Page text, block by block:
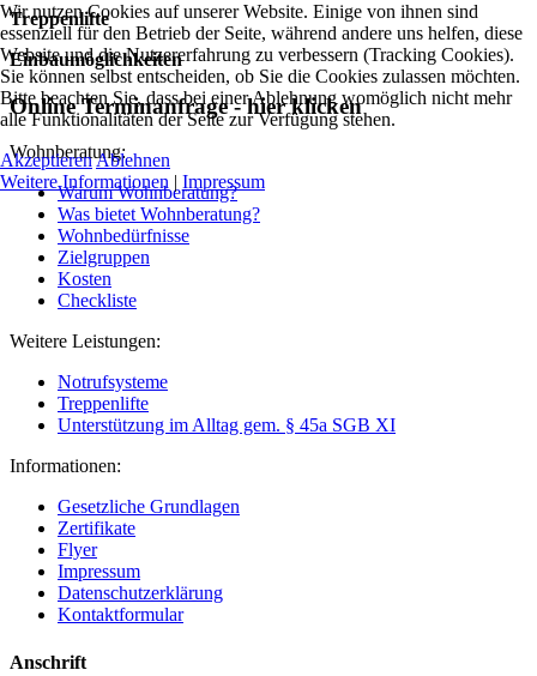
Treppenlifte
Einbaumöglichkeiten
Online Terminanfrage - hier klicken
Wohnberatung:
Warum Wohnberatung?
Was bietet Wohnberatung?
Wohnbedürfnisse
Zielgruppen
Kosten
Checkliste
Weitere Leistungen:
Notrufsysteme
Treppenlifte
Unterstützung im Alltag gem. § 45a SGB XI
Informationen:
Gesetzliche Grundlagen
Zertifikate
Flyer
Impressum
Datenschutzerklärung
Kontaktformular
Anschrift
Wir nutzen Cookies auf unserer Website. Einige von ihnen sind
essenziell für den Betrieb der Seite, während andere uns helfen, diese
Website und die Nutzererfahrung zu verbessern (Tracking Cookies).
Sie können selbst entscheiden, ob Sie die Cookies zulassen möchten.
Bitte beachten Sie, dass bei einer Ablehnung womöglich nicht mehr
alle Funktionalitäten der Seite zur Verfügung stehen.
AkzeptierenAblehnen
Weitere Informationen | Impressum